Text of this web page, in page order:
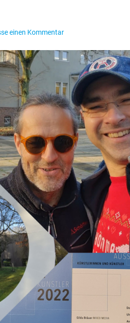
einen Kommentar